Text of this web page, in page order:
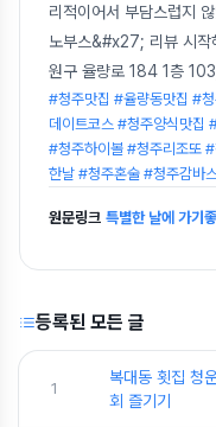
리적이어서 부담스럽지
노부스&#x27; 리뷰 시작
원구 율량로 184 1층
#청주맛집 #율량동맛집 #
데이트코스 #청주양식맛집
#청주하이볼 #청주리조또
한날 #청주혼술 #청주감바
원문링크 특별한 날에 가기
등록된 모든 글
1
복대동 횟집 청
회 즐기기